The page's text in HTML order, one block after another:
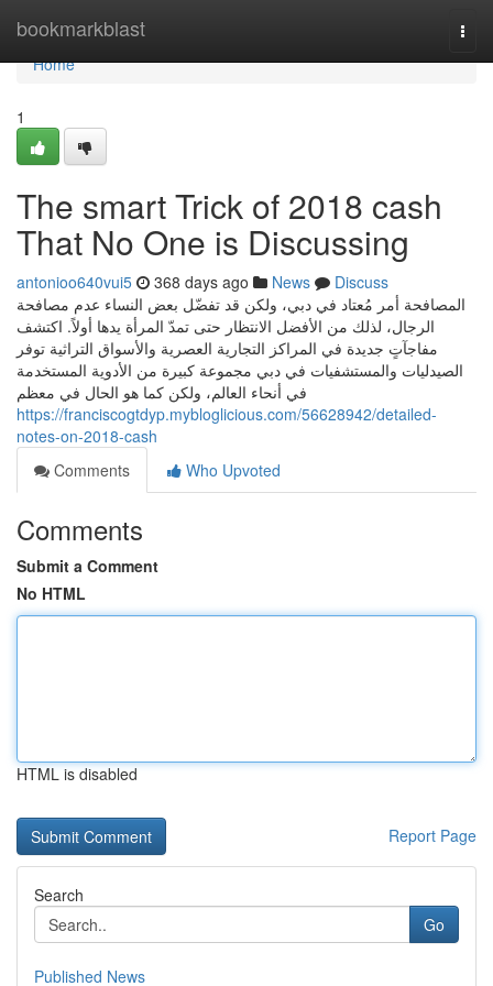
bookmarkblast
Home
Home
1
The smart Trick of 2018 cash
That No One is Discussing
antonioo640vui5 368 days ago News
Discuss
المصافحة أمر مُعتاد في دبي، ولكن قد تفضّل بعض النساء عدم مصافحة
الرجال، لذلك من الأفضل الانتظار حتى تمدّ المرأة يدها أولاً. اكتشف
مفاجآتٍ جديدة في المراكز التجارية العصرية والأسواق التراثية توفر
الصيدليات والمستشفيات في دبي مجموعة كبيرة من الأدوية المستخدمة
في أنحاء العالم، ولكن كما هو الحال في معظم
https://franciscogtdyp.mybloglicious.com/56628942/detailed-
notes-on-2018-cash
Comments
Who Upvoted
Comments
Submit a Comment
No HTML
HTML is disabled
Report Page
Search
Go
Published News